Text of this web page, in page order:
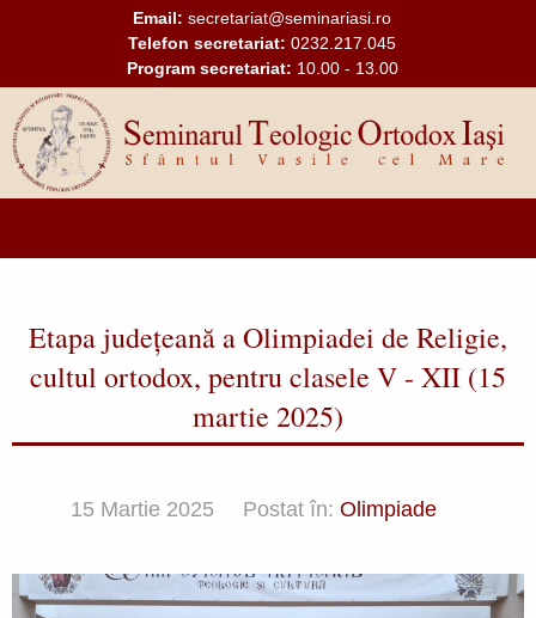
cititorul
ecran
All
Pentru
cititorul
ecran
Această
Mergi la conţinutul principal
Email: secretariat@seminariasi.ro
Telefon secretariat: 0232.217.045
Program secretariat: 10.00 - 13.00
Main
Etapa judeţeană a Olimpiadei de Religie,
cultul ortodox, pentru clasele V - XII (15
martie 2025)
15 Martie 2025 Postat în: Olimpiade